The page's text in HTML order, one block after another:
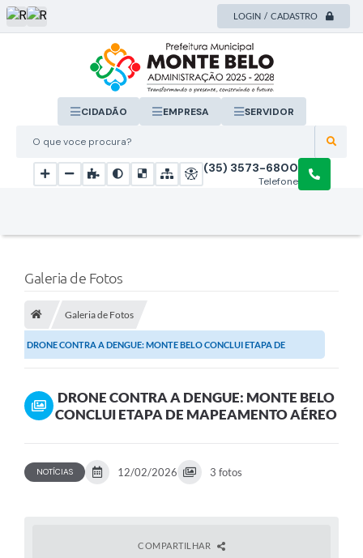
LOGIN / CADASTRO
O que voce procura?
CIDADÃO EMPRESA SERVIDOR
Telefone
(35) 3573-6800
Galeria de Fotos
Galeria de Fotos
DRONE CONTRA A DENGUE: MONTE BELO CONCLUI ETAPA DE
DRONE CONTRA A DENGUE: MONTE BELO
CONCLUI ETAPA DE MAPEAMENTO AÉREO
NOTÍCIAS 12/02/2026 3 fotos
COMPARTILHAR